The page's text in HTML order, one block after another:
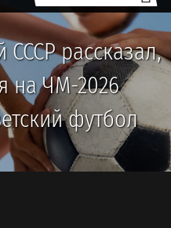
СССР рассказал,
на ЧМ-2026
футбол